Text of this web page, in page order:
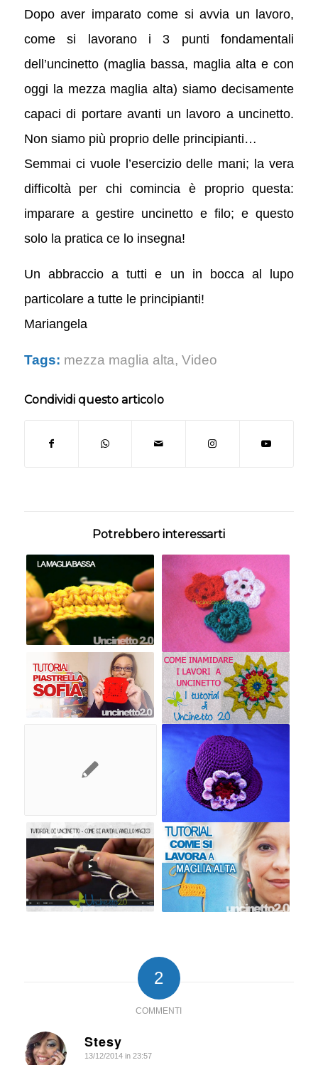
Dopo aver imparato come si avvia un lavoro,
come si lavorano i 3 punti fondamentali
dell’uncinetto (maglia bassa, maglia alta e con
oggi la mezza maglia alta) siamo decisamente
capaci di portare avanti un lavoro a uncinetto.
Non siamo più proprio delle principianti…
Semmai ci vuole l’esercizio delle mani; la vera
difficoltà per chi comincia è proprio questa:
imparare a gestire uncinetto e filo; e questo
solo la pratica ce lo insegna!
Un abbraccio a tutti e un in bocca al lupo
particolare a tutte le principianti!
Mariangela
Tags: mezza maglia alta, Video
Condividi questo articolo
Potrebbero interessarti
2
COMMENTI
Stesy
dice:
13/12/2014 in 23:57